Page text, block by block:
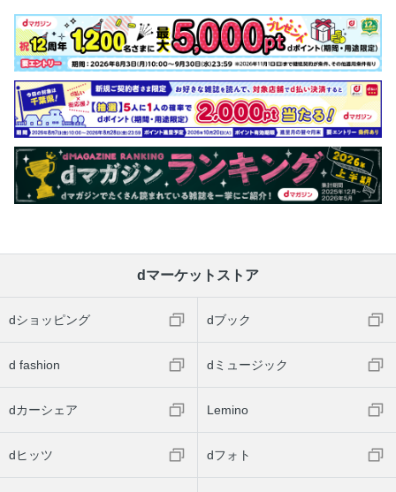
dマーケットストア
dショッピング dブック
d fashion dミュージック
dカーシェア Lemino
dヒッツ dフォト